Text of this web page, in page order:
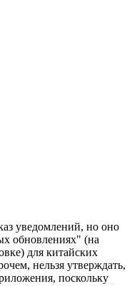
уведомлений, но оно
обновлениях" (на
для китайских
нельзя утверждать,
поскольку